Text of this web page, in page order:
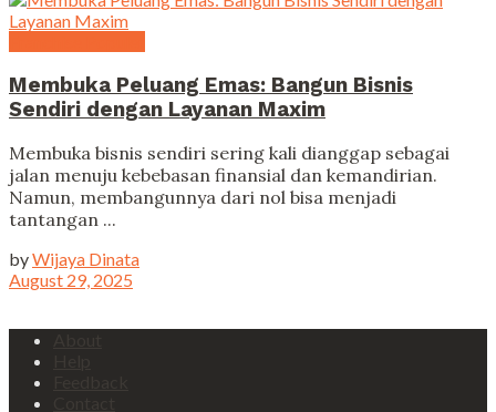
Membuka Peluang Emas: Bangun Bisnis
Sendiri dengan Layanan Maxim
Membuka bisnis sendiri sering kali dianggap sebagai
jalan menuju kebebasan finansial dan kemandirian.
Namun, membangunnya dari nol bisa menjadi
tantangan ...
byWijaya Dinata
August 29, 2025